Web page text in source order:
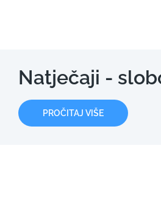
Natječaji -
PROČITAJ VIŠE